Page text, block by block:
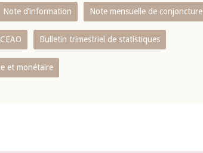
Note d’information Note mensuelle de conjoncture
Bulletin trimestriel de statistiques
et monétaire